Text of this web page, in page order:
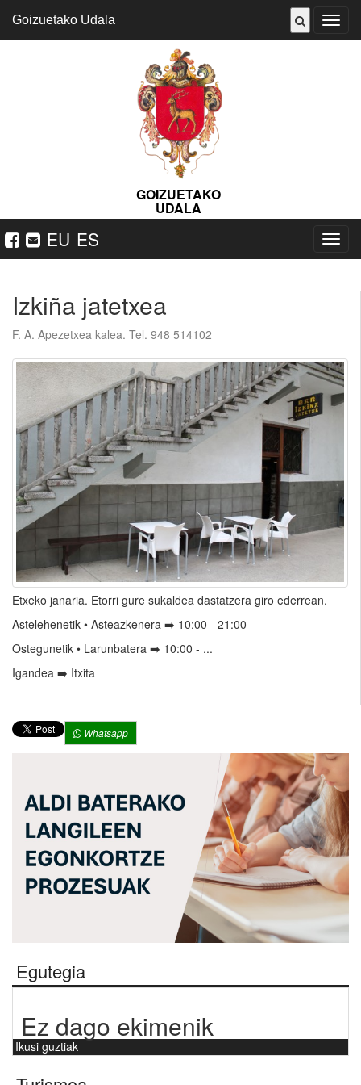
ireki
Goizuetako Udala
GOIZUETAKO
UDALA
EU ES
ireki
Izkiña jatetxea
F. A. Apezetxea kalea. Tel. 948 514102
Etxeko janaria. Etorri gure sukaldea dastatzera giro ederrean.
Astelehenetik • Asteazkenera ➡️ 10:00 - 21:00
Ostegunetik • Larunbatera ➡️ 10:00 - ...
Igandea ➡️ Itxita
Whatsapp
Egutegia
Ez dago ekimenik
Ikusi guztiak